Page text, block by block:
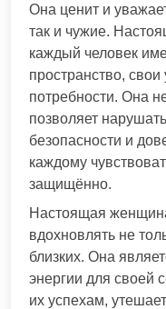
Она ценит и
так и чужие.
каждый человек
пространство,
потребности. Она
позволяет
безопасности и
каждому
защищённо.
Настоящая
вдохновлять не
близких. Она
энергии для своей
их успехам,